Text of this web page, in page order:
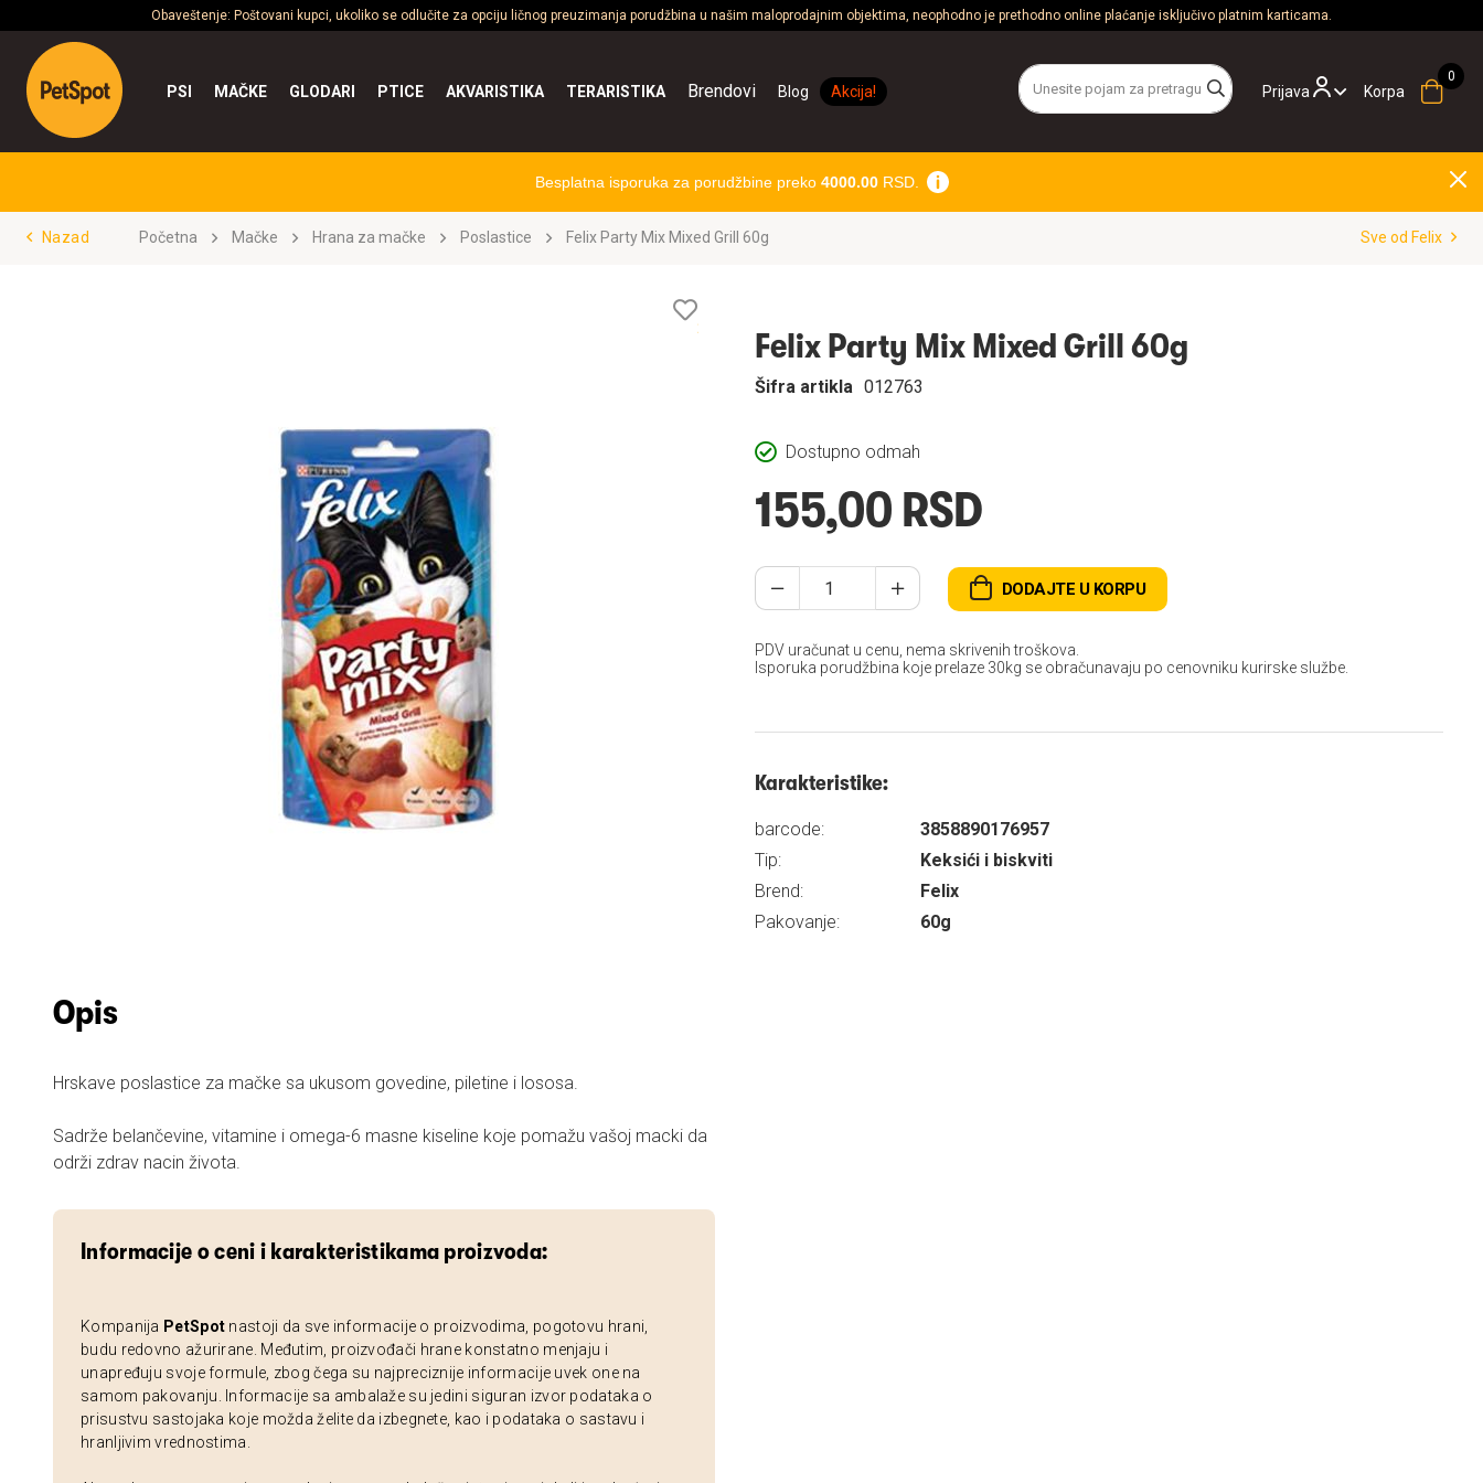
Obaveštenje: Poštovani kupci, ukoliko se odlučite za opciju ličnog preuzimanja porudžbina u našim maloprodajnim objektima, neophodno je prethodno online plaćanje isključivo platnim karticama.
Prijava
PSI MAČKE GLODARI PTICE AKVARISTIKA TERARISTIKA Brendovi Blog Akcija! Korpa
Besplatna isporuka za porudžbine preko 4000.00RSD.
Nazad Početna Mačke Hrana za mačke Poslastice Felix Party Mix Mixed Grill 60g Sve od Felix
Opis
Hrskave poslastice za mačke sa ukusom govedine, piletine i lososa.
Sadrže belančevine, vitamine i omega-6 masne kiseline koje pomažu vašoj macki da
održi zdrav nacin života.
Informacije o ceni i karakteristikama proizvoda:
Kompanija PetSpot nastoji da sve informacije o proizvodima, pogotovu hrani,
budu redovno ažurirane. Međutim, proizvođači hrane konstatno menjaju i
unapređuju svoje formule, zbog čega su najpreciznije informacije uvek one na
samom pakovanju. Informacije sa ambalaže su jedini siguran izvor podataka o
prisustvu sastojaka koje možda želite da izbegnete, kao i podataka o sastavu i
hranljivim vrednostima.
želja
Felix Party Mix Mixed Grill 60g
Dostupno odmah
Šifra artikla 012763
155,00 RSD
DODAJTE U KORPU
PDV uračunat u cenu, nema skrivenih troškova.
Isporuka porudžbina koje prelaze 30kg se obračunavaju po cenovniku kurirske službe.
Karakteristike:
barcode:
3858890176957
Tip:
Keksići i biskviti
Brend:
Felix
Pakovanje:
60g